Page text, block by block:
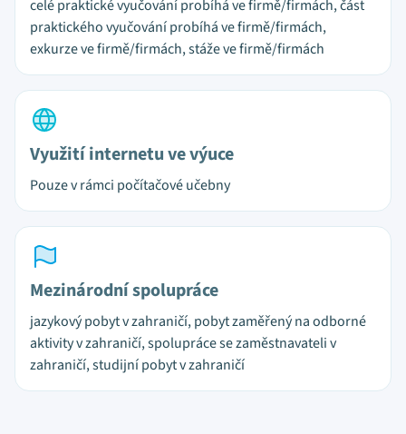
celé praktické vyučování probíhá ve firmě/firmách, část
praktického vyučování probíhá ve firmě/firmách,
exkurze ve firmě/firmách, stáže ve firmě/firmách
Využití internetu ve výuce
Pouze v rámci počítačové učebny
Mezinárodní spolupráce
jazykový pobyt v zahraničí, pobyt zaměřený na odborné
aktivity v zahraničí, spolupráce se zaměstnavateli v
zahraničí, studijní pobyt v zahraničí